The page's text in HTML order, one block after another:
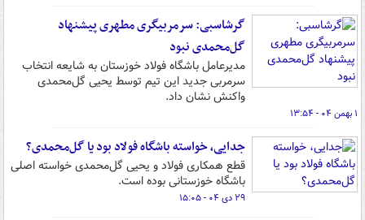
گرشاسبی: سرمربیگری مطهری پیشنهاد
گل‌محمدی نبود
مدیرعامل باشگاه فولاد خوزستان به شایعه انتخاب
سرمربی جدید این تیم توسط یحیی گل‌محمدی
واکنش نشان داد.
۱ بهمن ۰۴ - ۱۳:۵۴
جدایی، خواسته باشگاه فولاد بود یا گل‌محمدی؟
قطع همکاری فولاد و یحیی گل‌محمدی خواسته اصلی
باشگاه خوزستانی بوده است.
۲۹ دی ۰۴ - ۱۵:۰۵